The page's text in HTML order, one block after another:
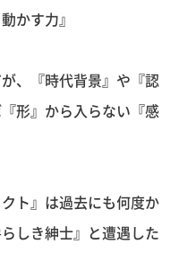
かす力』
、『時代背景』や『認
形』から入らない『感
ト』は過去にも何度か
しき紳士』と遭遇した